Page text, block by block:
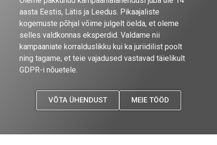
aasta Eestis, Lätis ja Leedus. Pikaajaliste
kogemuste põhjal võime julgelt öelda, et oleme
selles valdkonnas eksperdid. Valdame nii
kampaaniate korralduslikku kui ka juriidilist poolt
ning tagame, et teie vajadused vastavad täielikult
GDPR-i nõuetele.
VÕTA ÜHENDUST MEIE TÖÖD